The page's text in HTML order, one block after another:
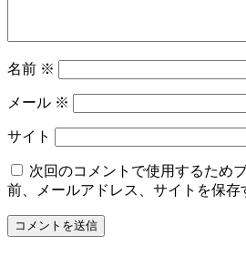
名前 ※
メール ※
サイト
次回のコメントで使用するため
前、メールアドレス、サイトを保存